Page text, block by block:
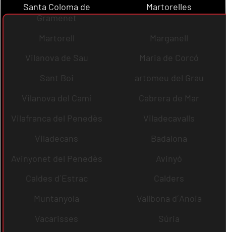
Santa Coloma de
Gramenet
Martorelles
Martorell
Marganell
Vilanova de Sau
Maria de Corcó
Sant Boi
artomeu del Grau
Vilanova del Camí
Cabrera de Mar
Vilafranca del Penedès
Viladecavalls
Viladecans
Badalona
Avinyonet del Penedès
Avinyó
Caldes d´Estrac
Calders
Muntanyola
Vallbona d´Anoia
Vacarisses
Súria